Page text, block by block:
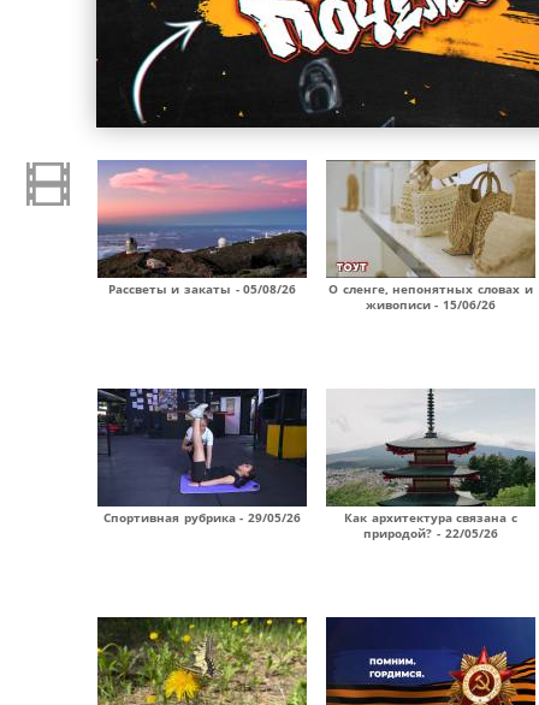
Рассветы и закаты - 05/08/26
О сленге, непонятных словах и
живописи - 15/06/26
Спортивная рубрика - 29/05/26
Как архитектура связана с
природой? - 22/05/26